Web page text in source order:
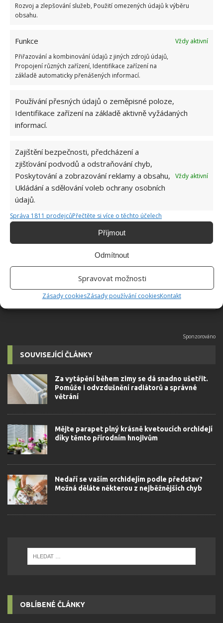
Rozvoj a zlepšování služeb, Použití omezených údajů k výběru
obsahu.
Funkce
Vždy aktivní
Přiřazování a kombinování údajů z jiných zdrojů údajů,
Propojení různých zařízení, Identifikace zařízení na
základě automaticky přenášených informací.
Používání přesných údajů o zeměpisné poloze,
Identifikace zařízení na základě aktivně vyžádaných
informací.
Zajištění bezpečnosti, předcházení a
zjišťování podvodů a odstraňování chyb,
Poskytování a zobrazování reklamy a obsahu,
Ukládání a sdělování voleb ochrany osobních
údajů.
Vždy aktivní
Správa 1811 prodejcůPřečtěte si více o těchto účelech
Příjmout
Odmítnout
Spravovat možnosti
Zásady cookiesZásady používání cookiesKontakt
ORCHIDEJ PÉČE O ROSTLINY ZIMA
Absolvent České zemědělské
univerzity, který je již od malička
možné najít v j...
SOUVISEJÍCÍ ČLÁNKY
Za vytápění během zimy se dá snadno ušetřit.
Pomůže i odvzdušnění radiátorů a správné
větrání
Mějte parapet plný krásně kvetoucích orchidejí
díky těmto přírodním hnojivům
Nedaří se vaším orchidejím podle představ?
Možná děláte některou z nejběžnějších chyb
OBLÍBENÉ ČLÁNKY